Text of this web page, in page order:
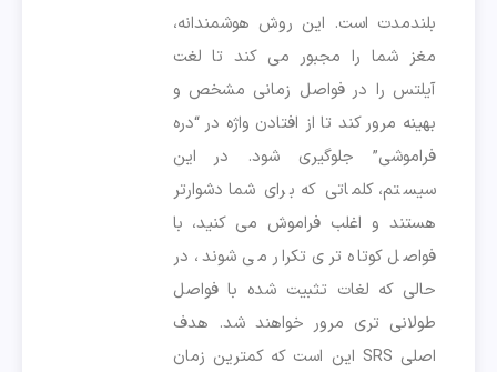
بلندمدت است. این روش هوشمندانه،
مغز شما را مجبور می کند تا لغت
آیلتس را در فواصل زمانی مشخص و
بهینه مرور کند تا از افتادن واژه در “دره
فراموشی” جلوگیری شود. در این
سیستم، کلماتی که برای شما دشوارتر
هستند و اغلب فراموش می کنید، با
فواصل کوتاه تری تکرار می شوند، در
حالی که لغات تثبیت شده با فواصل
طولانی تری مرور خواهند شد. هدف
اصلی SRS این است که کمترین زمان